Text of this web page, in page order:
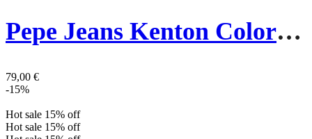
Pepe Jeans Kenton Colorus Ανδρικά Παπούτσια PMS30839-595 Navy Μπλε
79,00 €
-15%
Hot sale 15% off
Hot sale 15% off